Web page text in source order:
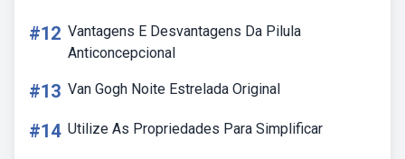
#12 Vantagens E Desvantagens Da Pilula
Anticoncepcional
#13 Van Gogh Noite Estrelada Original
#14 Utilize As Propriedades Para Simplificar